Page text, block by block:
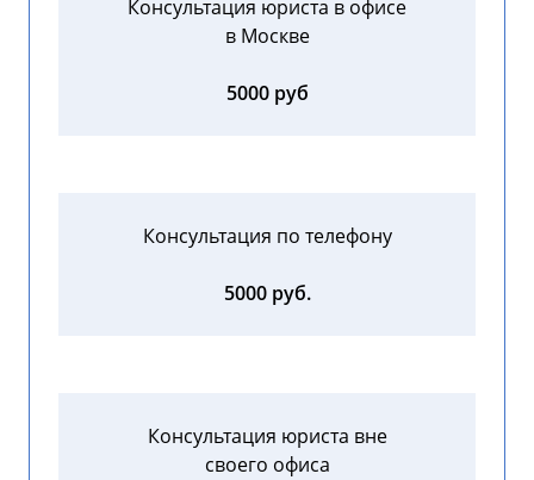
Консультация юриста в офисе
в Москве
5000 руб
Консультация по телефону
5000 руб.
Консультация юриста вне
своего офиса